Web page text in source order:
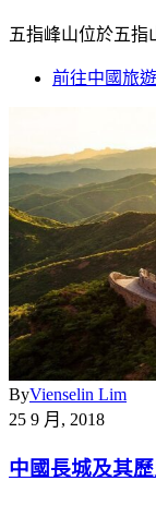
五指峰山位於五
前往中國旅
ByVienselin Lim
25 9 月, 2018
中國長城及其